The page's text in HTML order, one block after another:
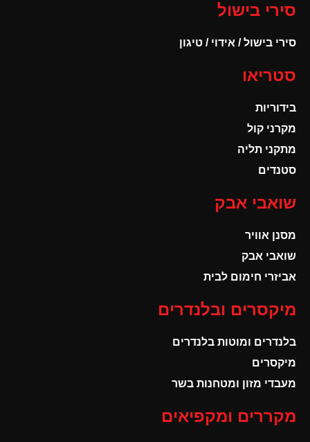
סירי בישול
סירי בישול / אידוי / טיגון
סטריאו
בידוריות
מקרני קול
מתקני תליה
סטנדים
שואבי אבק
מסנן אוויר
שואבי אבק
אביזרי חימום לבית
מיקסרים ובלנדרים
בלנדרים ומוטות בלנדרים
מיקסרים
מעבדי מזון ומטחנות בשר
מקררים ומקפיאים